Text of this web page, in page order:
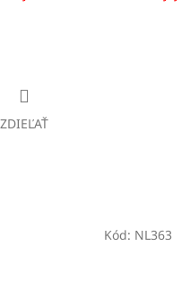
ZDIEĽAŤ
Kód: NL363